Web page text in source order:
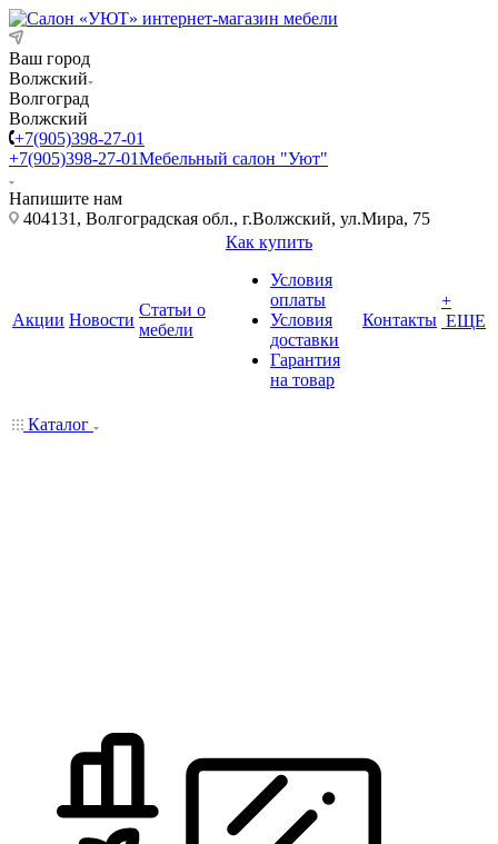
Ваш город
Волжский
Волгоград
Волжский
+7(905)398-27-01
+7(905)398-27-01Мебельный салон "Уют"
Напишите нам
404131, Волгоградская обл., г.Волжский, ул.Мира, 75
Акции Новости
Статьи о
мебели
Как купить
Условия
оплаты
Условия
доставки
Гарантия
на товар
Контакты
+
ЕЩЕ
Каталог